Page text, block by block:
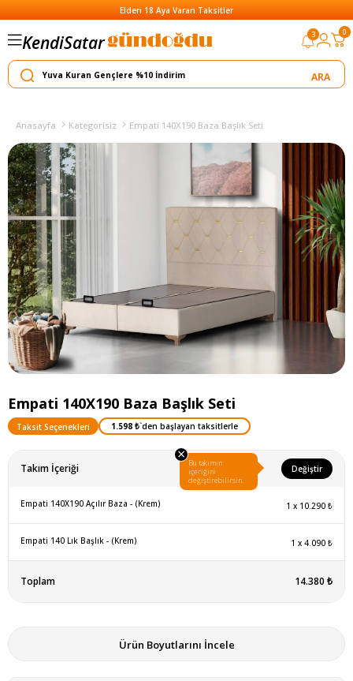
Elden 18 Aya Varan Taksitler
KendiSatar
Yapar
3 0
Anasayfa Kategorisiz Empati 140X190 Baza Başlık Seti
Empati 140X190 Baza Başlık Seti
Taksit Seçenekleri 1.598 ₺`den başlayan taksitlerle
Takım İçeriği Değiştir
× Bu takımın
içeriğini
değiştirebilirsin.
Empati 140X190 Açılır Baza - (Krem) 1 x 10.290 ₺
Empati 140 Lık Başlık - (Krem) 1 x 4.090 ₺
Toplam 14.380 ₺
Ürün Boyutlarını İncele